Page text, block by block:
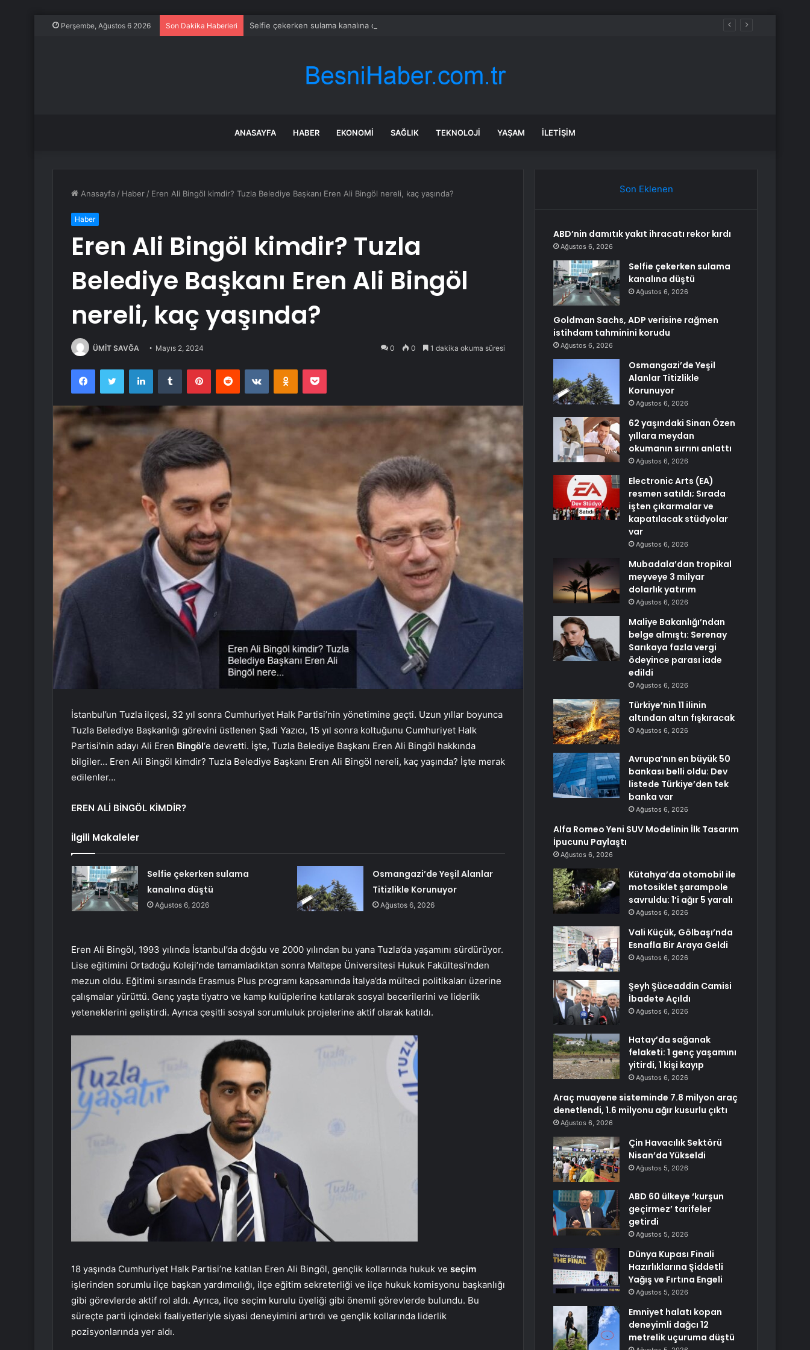
Perşembe, Ağustos 6 2026 Son Dakika Haberleri Selfie çekerken sulama kanalına düştü
ANASAYFA HABER EKONOMI SAĞLIK TEKNOLOJI YAŞAM İLETIŞIM
Anasayfa / Haber / Eren Ali Bingöl kimdir? Tuzla Belediye Başkanı Eren Ali Bingöl nereli, kaç yaşında?
Haber
Eren Ali Bingöl kimdir? Tuzla
Belediye Başkanı Eren Ali Bingöl
nereli, kaç yaşında?
ÜMİT SAVĞA Mayıs 2, 2024 0 0 1 dakika okuma süresi
FacebookTwitter LinkedInTumblr PinterestReddit VKontakteOdnoklassniki
Pocket
İstanbul’un Tuzla ilçesi, 32 yıl sonra Cumhuriyet Halk Partisi’nin yönetimine geçti. Uzun yıllar boyunca
Tuzla Belediye Başkanlığı görevini üstlenen Şadi Yazıcı, 15 yıl sonra koltuğunu Cumhuriyet Halk
Partisi’nin adayı Ali Eren Bingöl‘e devretti. İşte, Tuzla Belediye Başkanı Eren Ali Bingöl hakkında
bilgiler… Eren Ali Bingöl kimdir? Tuzla Belediye Başkanı Eren Ali Bingöl nereli, kaç yaşında? İşte merak
edilenler…
EREN ALİ BİNGÖL KİMDİR?
İlgili Makaleler
Selfie çekerken sulama
kanalına düştü
Ağustos 6, 2026
Osmangazi’de Yeşil Alanlar
Titizlikle Korunuyor
Ağustos 6, 2026
Eren Ali Bingöl, 1993 yılında İstanbul’da doğdu ve 2000 yılından bu yana Tuzla’da yaşamını sürdürüyor.
Lise eğitimini Ortadoğu Koleji’nde tamamladıktan sonra Maltepe Üniversitesi Hukuk Fakültesi’nden
mezun oldu. Eğitimi sırasında Erasmus Plus programı kapsamında İtalya’da mülteci politikaları üzerine
çalışmalar yürüttü. Genç yaşta tiyatro ve kamp kulüplerine katılarak sosyal becerilerini ve liderlik
yeteneklerini geliştirdi. Ayrıca çeşitli sosyal sorumluluk projelerine aktif olarak katıldı.
18 yaşında Cumhuriyet Halk Partisi’ne katılan Eren Ali Bingöl, gençlik kollarında hukuk ve seçim
işlerinden sorumlu ilçe başkan yardımcılığı, ilçe eğitim sekreterliği ve ilçe hukuk komisyonu başkanlığı
gibi görevlerde aktif rol aldı. Ayrıca, ilçe seçim kurulu üyeliği gibi önemli görevlerde bulundu. Bu
süreçte parti içindeki faaliyetleriyle siyasi deneyimini artırdı ve gençlik kollarında liderlik
pozisyonlarında yer aldı.
Son Eklenen
ABD’nin damıtık yakıt ihracatı rekor kırdı
Ağustos 6, 2026
Selfie çekerken sulama
kanalına düştü
Ağustos 6, 2026
Goldman Sachs, ADP verisine rağmen
istihdam tahminini korudu
Ağustos 6, 2026
Osmangazi’de Yeşil
Alanlar Titizlikle
Korunuyor
Ağustos 6, 2026
62 yaşındaki Sinan Özen
yıllara meydan
okumanın sırrını anlattı
Ağustos 6, 2026
Electronic Arts (EA)
resmen satıldı; Sırada
işten çıkarmalar ve
kapatılacak stüdyolar
var
Ağustos 6, 2026
Mubadala’dan tropikal
meyveye 3 milyar
dolarlık yatırım
Ağustos 6, 2026
Maliye Bakanlığı’ndan
belge almıştı: Serenay
Sarıkaya fazla vergi
ödeyince parası iade
edildi
Ağustos 6, 2026
Türkiye’nin 11 ilinin
altından altın fışkıracak
Ağustos 6, 2026
Avrupa’nın en büyük 50
bankası belli oldu: Dev
listede Türkiye’den tek
banka var
Ağustos 6, 2026
Alfa Romeo Yeni SUV Modelinin İlk Tasarım
İpucunu Paylaştı
Ağustos 6, 2026
Kütahya’da otomobil ile
motosiklet şarampole
savruldu: 1’i ağır 5 yaralı
Ağustos 6, 2026
Vali Küçük, Gölbaşı’nda
Esnafla Bir Araya Geldi
Ağustos 6, 2026
Şeyh Şüceaddin Camisi
İbadete Açıldı
Ağustos 6, 2026
Hatay’da sağanak
felaketi: 1 genç yaşamını
yitirdi, 1 kişi kayıp
Ağustos 6, 2026
Araç muayene sisteminde 7.8 milyon araç
denetlendi, 1.6 milyonu ağır kusurlu çıktı
Ağustos 6, 2026
Çin Havacılık Sektörü
Nisan’da Yükseldi
Ağustos 5, 2026
ABD 60 ülkeye ‘kurşun
geçirmez’ tarifeler
getirdi
Ağustos 5, 2026
Dünya Kupası Finali
Hazırlıklarına Şiddetli
Yağış ve Fırtına Engeli
Ağustos 5, 2026
Emniyet halatı kopan
deneyimli dağcı 12
metrelik uçuruma düştü